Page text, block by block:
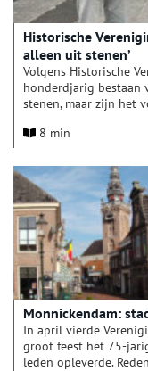
Historische
alleen uit stenen’
Volgens Historische
honderdjarig bestaan
stenen, maar zijn het
8 min
Monnickendam:
In april vierde
groot feest het 75-
leden opleverde.